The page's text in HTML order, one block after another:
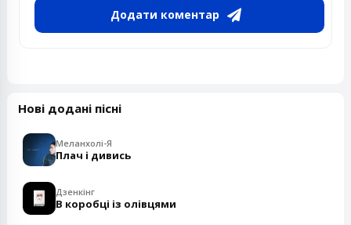
Додати коментар
Нові додані пісні
Меланхолі-Я
Плач і дивись
Дзенкінг
В коробці із олівцями